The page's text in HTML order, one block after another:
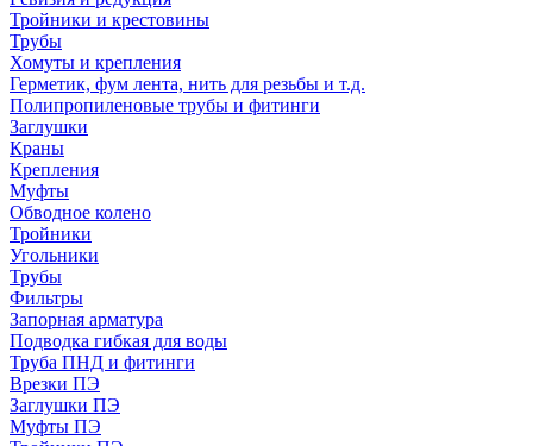
Тройники и крестовины
Трубы
Хомуты и крепления
Герметик, фум лента, нить для резьбы и т.д.
Полипропиленовые трубы и фитинги
Заглушки
Краны
Крепления
Муфты
Обводное колено
Тройники
Угольники
Трубы
Фильтры
Запорная арматура
Подводка гибкая для воды
Труба ПНД и фитинги
Врезки ПЭ
Заглушки ПЭ
Муфты ПЭ